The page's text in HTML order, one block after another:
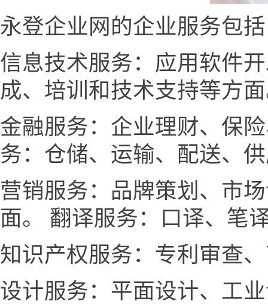
永登企业网的企业服务包
信息技术服务：应用软件
成、培训和技术支持等方
金融服务：企业理财、保
务：仓储、运输、配送、
营销服务：品牌策划、市
面。 翻译服务：口译、笔
知识产权服务：专利审查
设计服务：平面设计、工